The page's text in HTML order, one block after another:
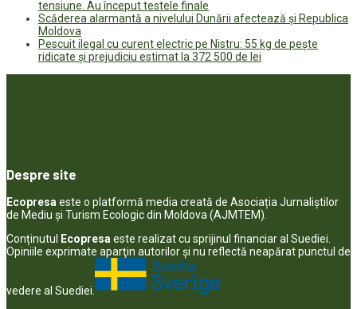
tensiune. Au început testele finale
Scăderea alarmantă a nivelului Dunării afectează și Republica
Moldova
Pescuit ilegal cu curent electric pe Nistru: 55 kg de pește
ridicate și prejudiciu estimat la 372 500 de lei
Despre site
Ecopresa este o platformă media creată de Asociația Jurnaliștilor
de Mediu și Turism Ecologic din Moldova (AJMTEM).
Conținutul Ecopresa este realizat cu sprijinul financiar al Suediei.
Opiniile exprimate aparţin autorilor şi nu reflectă neapărat punctul de
vedere al Suediei.